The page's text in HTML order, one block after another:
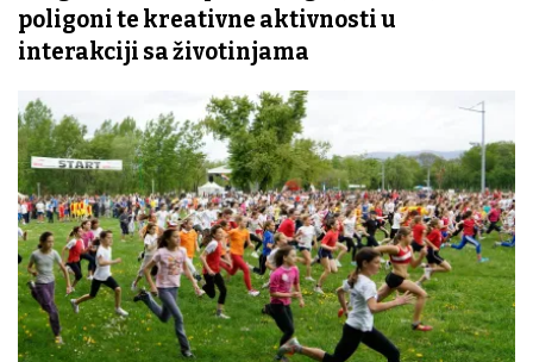
poligoni te kreativne aktivnosti u
interakciji sa životinjama